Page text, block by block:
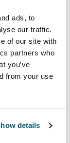
ads, to
our traffic.
of our site with
partners who
you’ve
from your use
details
pour